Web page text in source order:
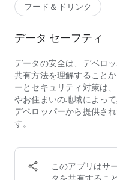
探している
・家から出たくないので
・夜中に急にがっつりメ
・ホームパーティーをフ
・ロケ弁や会議弁当を出前
・仕事が忙しいのでフー
・行列店は好きだけど並
・忙しい中でも美味しい
・人気店の料理、おいし
◆フードデリバリーアプ
の理由
フード＆ドリンク
データ セーフティ
データの安全は、デベロ
共有方法を理解すること
ーとセキュリティ対策は
やお住まいの地域によっ
デベロッパーから提供さ
す。
このアプリはサ